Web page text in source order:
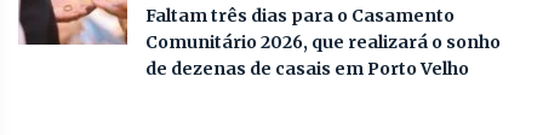
Faltam três dias para o Casamento
Comunitário 2026, que realizará o sonho
de dezenas de casais em Porto Velho